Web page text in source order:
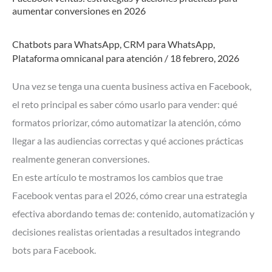
aumentar conversiones en 2026
Chatbots para WhatsApp,CRM para WhatsApp,
Plataforma omnicanal para atención / 18 febrero, 2026
Una vez se tenga una cuenta business activa en Facebook,
el reto principal es saber cómo usarlo para vender: qué
formatos priorizar, cómo automatizar la atención, cómo
llegar a las audiencias correctas y qué acciones prácticas
realmente generan conversiones.
En este artículo te mostramos los cambios que trae
Facebook ventas para el 2026, cómo crear una estrategia
efectiva abordando temas de: contenido, automatización y
decisiones realistas orientadas a resultados integrando
bots para Facebook.